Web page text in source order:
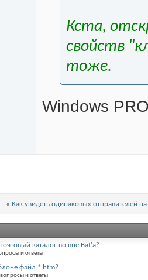
Кста,
свойств
тоже.
Windows
« Как увидеть одинаковых отправителей
каталог во вне Bat'a?
и ответы
файл *.htm?
и ответы